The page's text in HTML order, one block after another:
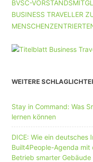
BVSC-
BUSINESS TRAVELLER
WEITERE
Stay in Command: Was
lernen können
DICE: Wie ein deutsches
Built4People-Agenda mit
Betrieb smarter